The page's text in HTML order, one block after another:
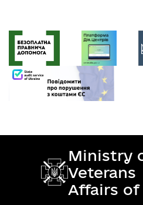
Ministry
Veterans
Affairs of